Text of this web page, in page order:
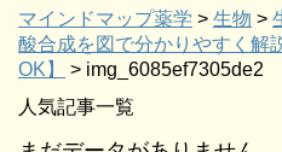
マインドマップ薬学 > 生物 >
酸合成を図で分かりやすく解
OK】
> img_6085ef7305de2
人気記事一覧